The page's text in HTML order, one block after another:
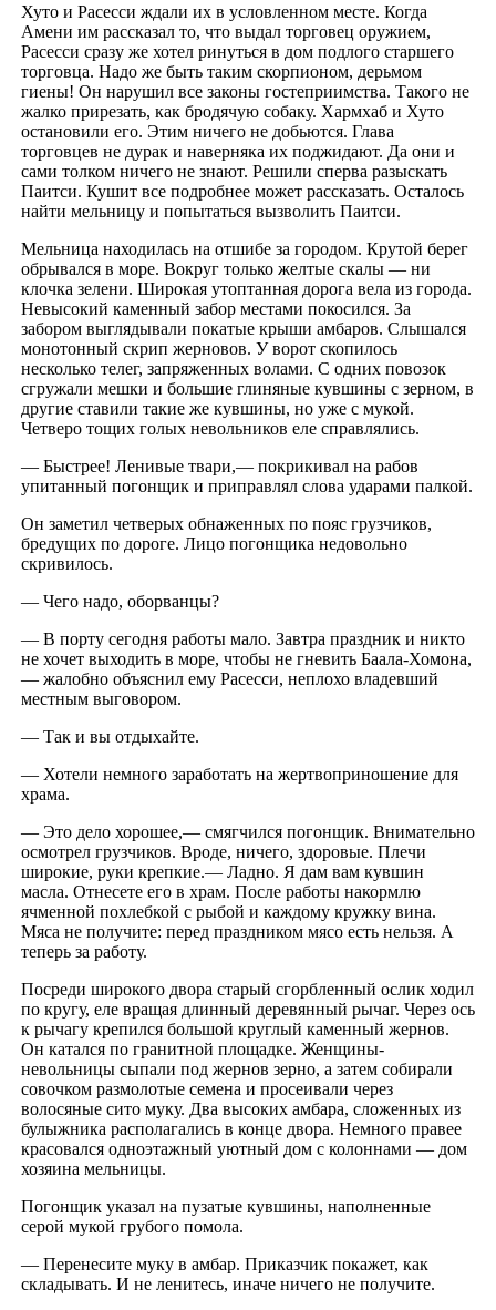
Хуто и Расесси ждали их в условленном месте. Когда
Амени им рассказал то, что выдал торговец оружием,
Расесси сразу же хотел ринуться в дом подлого старшего
торговца. Надо же быть таким скорпионом, дерьмом
гиены! Он нарушил все законы гостеприимства. Такого не
жалко прирезать, как бродячую собаку. Хармхаб и Хуто
остановили его. Этим ничего не добьются. Глава
торговцев не дурак и наверняка их поджидают. Да они и
сами толком ничего не знают. Решили сперва разыскать
Паитси. Кушит все подробнее может рассказать. Осталось
найти мельницу и попытаться вызволить Паитси.
Мельница находилась на отшибе за городом. Крутой берег
обрывался в море. Вокруг только желтые скалы — ни
клочка зелени. Широкая утоптанная дорога вела из города.
Невысокий каменный забор местами покосился. За
забором выглядывали покатые крыши амбаров. Слышался
монотонный скрип жерновов. У ворот скопилось
несколько телег, запряженных волами. С одних повозок
сгружали мешки и большие глиняные кувшины с зерном, в
другие ставили такие же кувшины, но уже с мукой.
Четверо тощих голых невольников еле справлялись.
— Быстрее! Ленивые твари,— покрикивал на рабов
упитанный погонщик и приправлял слова ударами палкой.
Он заметил четверых обнаженных по пояс грузчиков,
бредущих по дороге. Лицо погонщика недовольно
скривилось.
— Чего надо, оборванцы?
— В порту сегодня работы мало. Завтра праздник и никто
не хочет выходить в море, чтобы не гневить Баала-Хомона,
— жалобно объяснил ему Расесси, неплохо владевший
местным выговором.
— Так и вы отдыхайте.
— Хотели немного заработать на жертвоприношение для
храма.
— Это дело хорошее,— смягчился погонщик. Внимательно
осмотрел грузчиков. Вроде, ничего, здоровые. Плечи
широкие, руки крепкие.— Ладно. Я дам вам кувшин
масла. Отнесете его в храм. После работы накормлю
ячменной похлебкой с рыбой и каждому кружку вина.
Мяса не получите: перед праздником мясо есть нельзя. А
теперь за работу.
Посреди широкого двора старый сгорбленный ослик ходил
по кругу, еле вращая длинный деревянный рычаг. Через ось
к рычагу крепился большой круглый каменный жернов.
Он катался по гранитной площадке. Женщины-
невольницы сыпали под жернов зерно, а затем собирали
совочком размолотые семена и просеивали через
волосяные сито муку. Два высоких амбара, сложенных из
булыжника располагались в конце двора. Немного правее
красовался одноэтажный уютный дом с колоннами — дом
хозяина мельницы.
Погонщик указал на пузатые кувшины, наполненные
серой мукой грубого помола.
— Перенесите муку в амбар. Приказчик покажет, как
складывать. И не ленитесь, иначе ничего не получите.